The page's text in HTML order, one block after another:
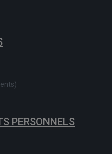
PERSONNELS